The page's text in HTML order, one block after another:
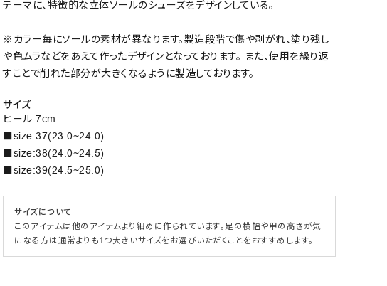
テーマに、特徴的な立体ソールのシューズをデザインしている。
※カラー毎にソールの素材が異なります。製造段階で傷や剥がれ、塗り残し
や色ムラなどをあえて作ったデザインとなっております。 また、使用を繰り返
すことで削れた部分が大きくなるように製造しております。
サイズ
ヒール:7cm
■size:37(23.0~24.0)
■size:38(24.0~24.5)
■size:39(24.5~25.0)
サイズについて
このアイテムは他のアイテムより細めに作られています。足の横幅や甲の高さが気
になる方は通常よりも1つ大きいサイズをお選びいただくことをおすすめします。